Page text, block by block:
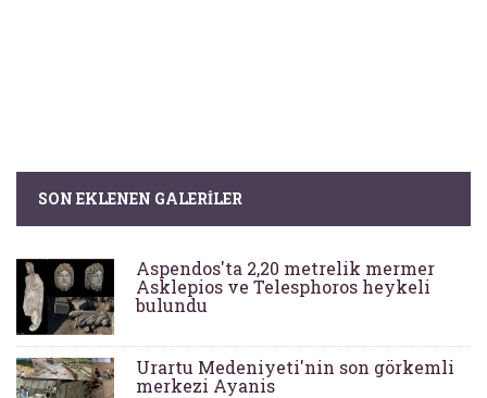
SON EKLENEN GALERILER
Aspendos'ta 2,20 metrelik mermer
Asklepios ve Telesphoros heykeli
bulundu
Urartu Medeniyeti'nin son görkemli
merkezi Ayanis